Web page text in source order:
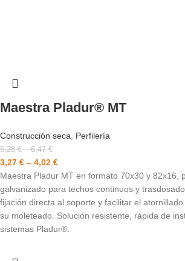
Maestra Pladur® MT
Construcción seca, Perfilería
5,28€–6,47€
3,27 € – 4,02 €
Maestra Pladur MT en formato 70x30 y 82x16,
galvanizado para techos continuos y
fijación directa al soporte y facilitar el
su moleteado. Solución resistente, rápida de
sistemas Pladur®.